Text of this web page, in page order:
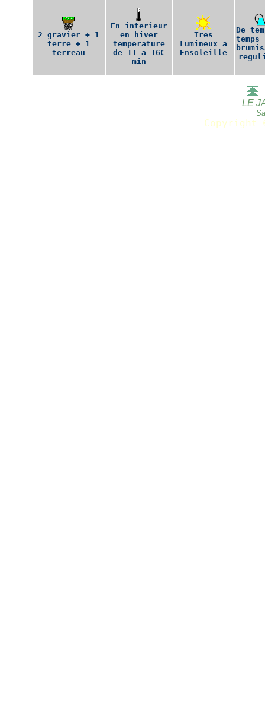
2 gravier + 1
terre + 1
terreau
En interieur
en hiver
temperature
de 11 a 16C
min
Tres
Lumineux a
Ensoleille
De
temps
LE
Copyright